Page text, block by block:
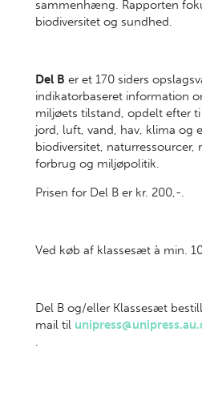
sammenhæng. Rapporten
biodiversitet og sundhed.
Del B er et 170 siders
indikatorbaseret information
miljøets tilstand, opdelt efter
jord, luft, vand, hav, klima og
biodiversitet, naturressourcer,
forbrug og miljøpolitik.
Prisen for Del B er kr. 200,-.
Ved køb af klassesæt à min.
Del B og/eller Klassesæt
mail til
.